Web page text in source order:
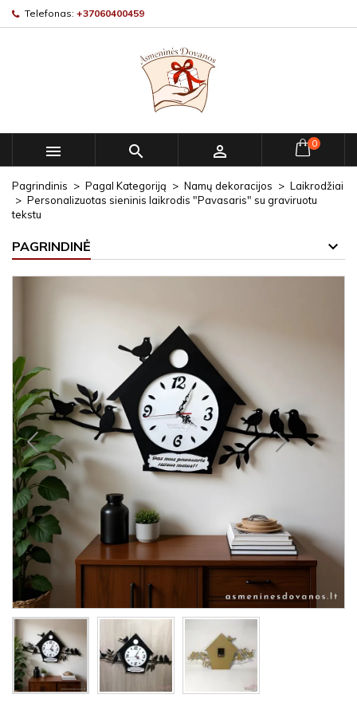
Telefonas: +37060400459
   0
Pagrindinis Pagal Kategoriją Namų dekoracijos
Laikrodžiai
Personalizuotas sieninis laikrodis "Pavasaris" su graviruotu
tekstu
PAGRINDINĖ